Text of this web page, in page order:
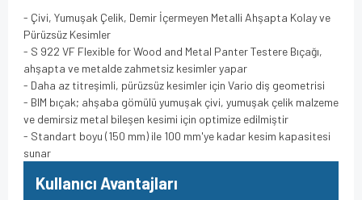
- Çivi, Yumuşak Çelik, Demir İçermeyen Metalli Ahşapta Kolay ve
Pürüzsüz Kesimler
- S 922 VF Flexible for Wood and Metal Panter Testere Bıçağı,
ahşapta ve metalde zahmetsiz kesimler yapar
- Daha az titreşimli, pürüzsüz kesimler için Vario diş geometrisi
- BIM bıçak; ahşaba gömülü yumuşak çivi, yumuşak çelik malzeme
ve demirsiz metal bileşen kesimi için optimize edilmiştir
- Standart boyu (150 mm) ile 100 mm'ye kadar kesim kapasitesi
sunar
Kullanıcı Avantajları